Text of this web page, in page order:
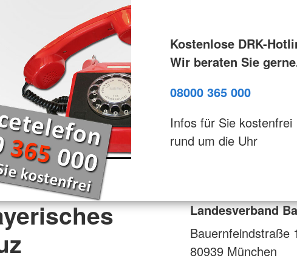
Kostenlose DRK-
Wir beraten Sie
08000 365 000
Infos für Sie kostenfrei
rund um die Uhr
Landesverband
Bauernfeindstraße
80939 München